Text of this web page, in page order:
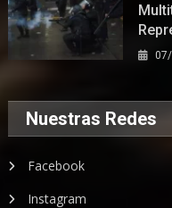
Nuestras Redes
Facebook
Instagram